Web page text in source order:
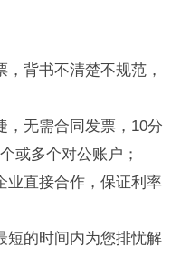
背书不清楚不规范，
，无需合同发票，10分
或多个对公账户；
业直接合作，保证利率
短的时间内为您排忧解